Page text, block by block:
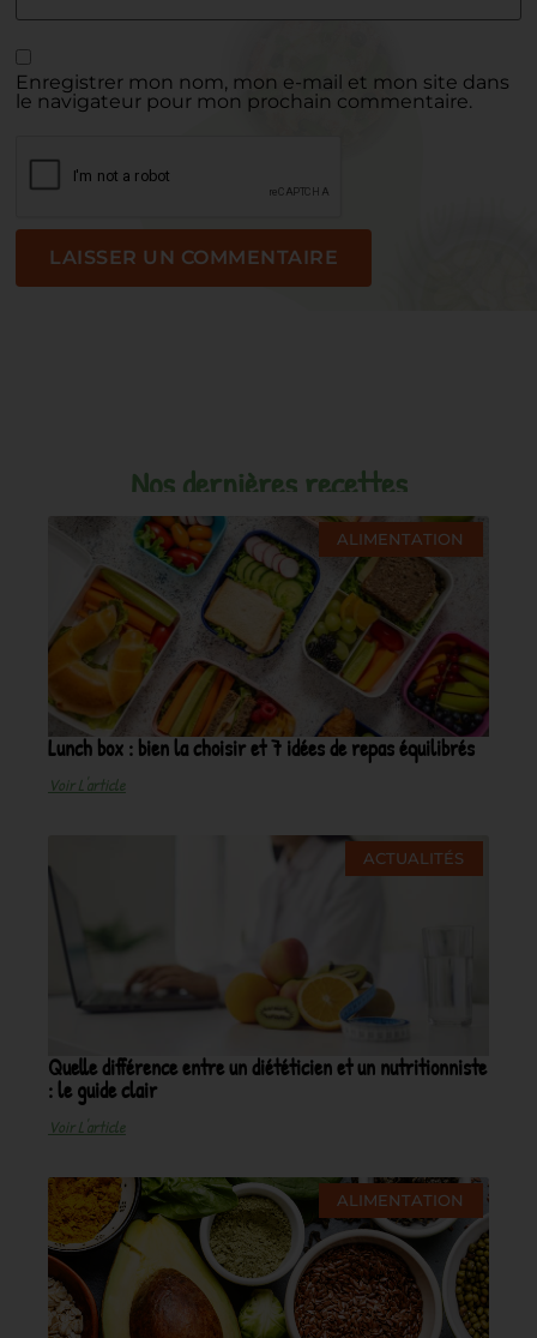
Enregistrer mon nom, mon e-mail et mon site dans
le navigateur pour mon prochain commentaire.
Nos dernières recettes
ALIMENTATION
Lunch box : bien la choisir et 7 idées de repas équilibrés
Voir L'article
ACTUALITÉS
Quelle différence entre un diététicien et un nutritionniste
: le guide clair
Voir L'article
ALIMENTATION